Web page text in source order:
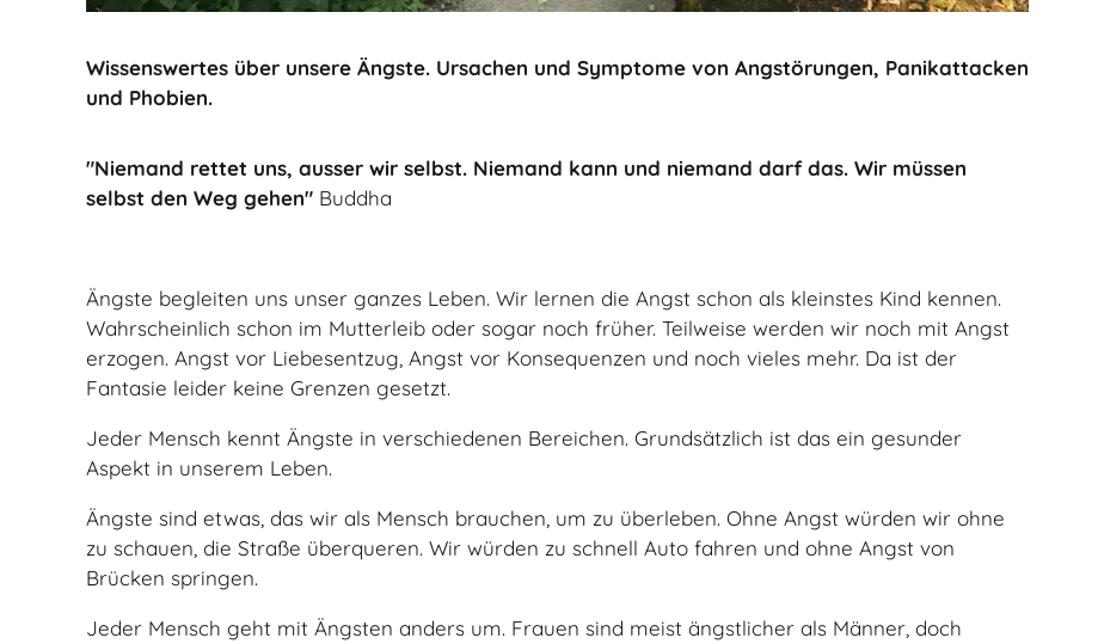
Wissenswertes über unsere Ängste. Ursachen und Symptome von Angstörungen, Panikattacken
und Phobien.
"Niemand rettet uns, ausser wir selbst. Niemand kann und niemand darf das. Wir müssen
selbst den Weg gehen" Buddha
Ängste begleiten uns unser ganzes Leben. Wir lernen die Angst schon als kleinstes Kind kennen.
Wahrscheinlich schon im Mutterleib oder sogar noch früher. Teilweise werden wir noch mit Angst
erzogen. Angst vor Liebesentzug, Angst vor Konsequenzen und noch vieles mehr. Da ist der
Fantasie leider keine Grenzen gesetzt.
Jeder Mensch kennt Ängste in verschiedenen Bereichen. Grundsätzlich ist das ein gesunder
Aspekt in unserem Leben.
Ängste sind etwas, das wir als Mensch brauchen, um zu überleben. Ohne Angst würden wir ohne
zu schauen, die Straße überqueren. Wir würden zu schnell Auto fahren und ohne Angst von
Brücken springen.
Jeder Mensch geht mit Ängsten anders um. Frauen sind meist ängstlicher als Männer, doch